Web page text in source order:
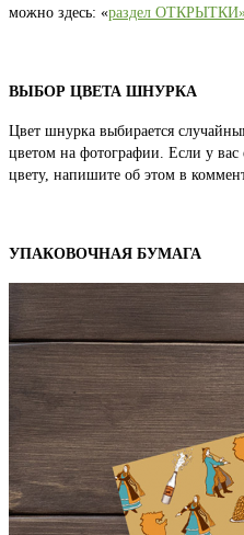
можно здесь: «раздел
ВЫБОР ЦВЕТА ШНУРКА
Цвет шнурка выбирается
цветом на фотографии. Если у вас
цвету, напишите об этом в
УПАКОВОЧНАЯ БУМАГА